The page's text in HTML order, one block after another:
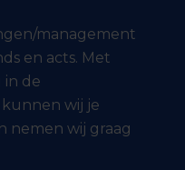
management
en acts. Met
in de
wij je
nemen wij graag